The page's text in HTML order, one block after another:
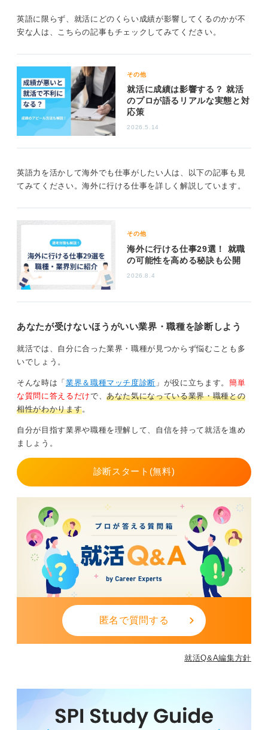
に海外の人と接する機会の多い職種でも重視される傾向
にあります。
一方で、国内市場を主としている企業や、業務内容が主
に日本語で完結する職種であれば、英語力が直接的に求
められないことも多くあります。
私が支援してきた学生のなかには、英語が得意でなくて
大切なのは、自身のキャリアプランと、英語力の必要性
を天秤にかけて判断することです。
英語に限らず、就活にどのくらい成績が影響してくるのかが不
安な人は、こちらの記事もチェックしてみてください。
その他
就活に成績は影響する？ 就活
のプロが語るリアルな実態と対
応策
2026.5.14
英語力を活かして海外でも仕事がしたい人は、以下の記事も見
てみてください。海外に行ける仕事を詳しく解説しています。
その他
海外に行ける仕事29選！ 就職
の可能性を高める秘訣も公開
2026.8.4
あなたが受けないほうがいい業界・職種を診断しよう
就活では、自分に合った業界・職種が見つからず悩むことも多
いでしょう。
そんな時は「業界＆職種マッチ度診断 」が役に立ちます。 簡単
な質問に答えるだけで、あなた気になっている業界・職種との
相性がわかります。
自分が目指す業界や職種を理解して、自信を持って就活を進め
ましょう。
診断スタート(無料)
匿名で質問する
就活Q&A編集方針